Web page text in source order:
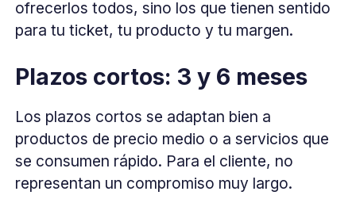
ofrecerlos todos, sino los que tienen sentido
para tu ticket, tu producto y tu margen.
Plazos cortos: 3 y 6 meses
Los plazos cortos se adaptan bien a
productos de precio medio o a servicios que
se consumen rápido. Para el cliente, no
representan un compromiso muy largo.